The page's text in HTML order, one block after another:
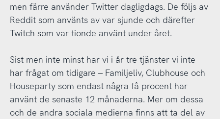
men färre använder Twitter dagligdags. De följs av
Reddit som använts av var sjunde och därefter
Twitch som var tionde använt under året.
Sist men inte minst har vi i år tre tjänster vi inte
har frågat om tidigare – Familjeliv, Clubhouse och
Houseparty som endast några få procent har
använt de senaste 12 månaderna. Mer om dessa
och de andra sociala medierna finns att ta del av